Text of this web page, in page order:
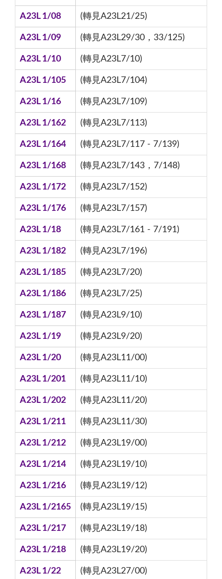
A23L 1/08 (轉見A23L21/25)
A23L 1/09 (轉見A23L29/30，33/125)
A23L 1/10 (轉見A23L7/10)
A23L 1/105 (轉見A23L7/104)
A23L 1/16 (轉見A23L7/109)
A23L 1/162 (轉見A23L7/113)
A23L 1/164 (轉見A23L7/117 - 7/139)
A23L 1/168 (轉見A23L7/143，7/148)
A23L 1/172 (轉見A23L7/152)
A23L 1/176 (轉見A23L7/157)
A23L 1/18 (轉見A23L7/161 - 7/191)
A23L 1/182 (轉見A23L7/196)
A23L 1/185 (轉見A23L7/20)
A23L 1/186 (轉見A23L7/25)
A23L 1/187 (轉見A23L9/10)
A23L 1/19 (轉見A23L9/20)
A23L 1/20 (轉見A23L11/00)
A23L 1/201 (轉見A23L11/10)
A23L 1/202 (轉見A23L11/20)
A23L 1/211 (轉見A23L11/30)
A23L 1/212 (轉見A23L19/00)
A23L 1/214 (轉見A23L19/10)
A23L 1/216 (轉見A23L19/12)
A23L 1/2165 (轉見A23L19/15)
A23L 1/217 (轉見A23L19/18)
A23L 1/218 (轉見A23L19/20)
A23L 1/22 (轉見A23L27/00)